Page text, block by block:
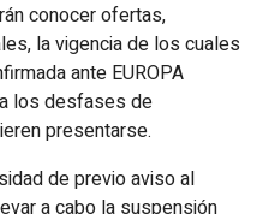
conocer ofertas,
la vigencia de los cuales
ante EUROPA
los desfases de
presentarse.
de previo aviso al
a cabo la suspensión